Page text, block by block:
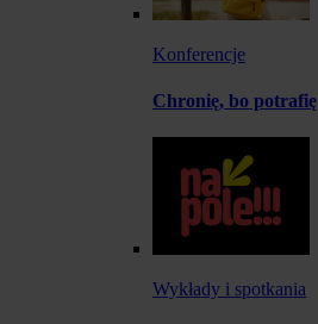
Konferencje
Chronię, bo potrafię
Wykłady i spotkania